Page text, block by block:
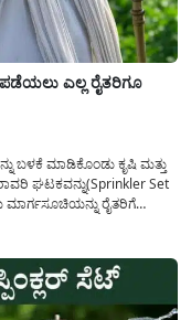
ಎಲ್ಲ ರೈತರಿಗೂ
ಬಳಕೆ ಮಾಡಿಕೊಂಡು ಕೃಷಿ ಮತ್ತು
ಘಟಕವನ್ನು(Sprinkler Set
ರೈತರಿಗೆ